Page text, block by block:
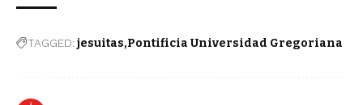
TAGGED:jesuitas Pontificia Universidad Gregoriana